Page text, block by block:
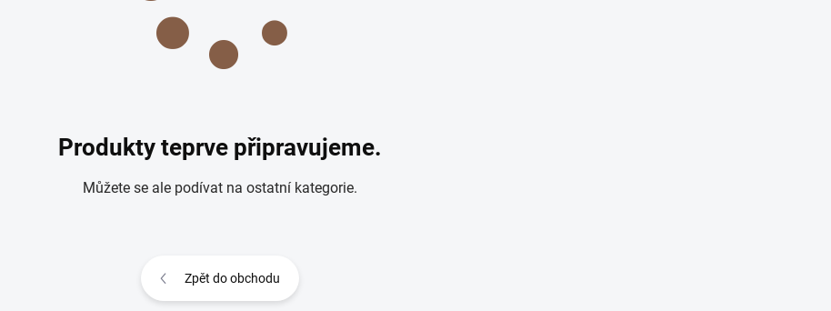
Produkty teprve připravujeme.
Můžete se ale podívat na ostatní kategorie.
Zpět do obchodu